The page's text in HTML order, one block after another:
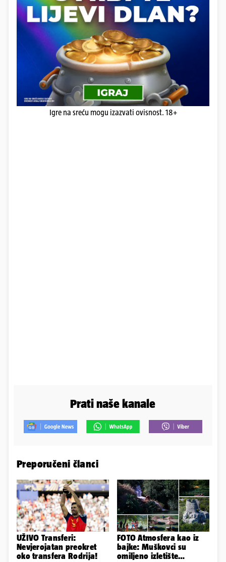
Igre na sreću mogu izazvati ovisnost. 18+
Prati naše kanale
Preporučeni članci
UŽIVO Transferi:
Nevjerojatan preokret
oko transfera Rodrija!
FOTO Atmosfera kao iz
bajke: Muškovci su
omiljeno izletište